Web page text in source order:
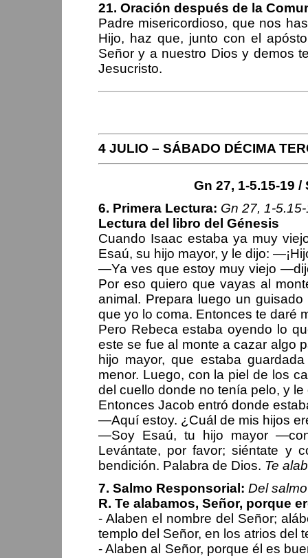
21. Oración después de la
Padre misericordioso, que nos
Hijo, haz que, junto con el
Señor y a nuestro Dios y demos
Jesucristo.
4 JULIO – SÁBADO DÉCIMA
Gn 27, 1-5.15-19 /
6. Primera Lectura: Gn 27, 1-
Lectura del libro del Génesis
Cuando Isaac estaba ya muy
Esaú, su hijo mayor, y le dijo:
—Ya ves que estoy muy viejo
Por eso quiero que vayas al
animal. Prepara luego un
que yo lo coma. Entonces te daré
Pero Rebeca estaba oyendo lo
este se fue al monte a cazar algo
hijo mayor, que estaba
menor. Luego, con la piel de los
del cuello donde no tenía pelo, y
Entonces Jacob entró donde
—Aquí estoy. ¿Cuál de mis hijos
—Soy Esaú, tu hijo mayor
Levántate, por favor; siéntate y
bendición. Palabra de Dios. Te
7. Salmo Responsorial: Del
R. Te alabamos, Señor, porque
- Alaben el nombre del Señor;
templo del Señor, en los atrios del
- Alaben al Señor, porque él es